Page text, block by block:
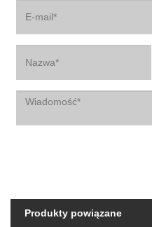
Produkty powiązane